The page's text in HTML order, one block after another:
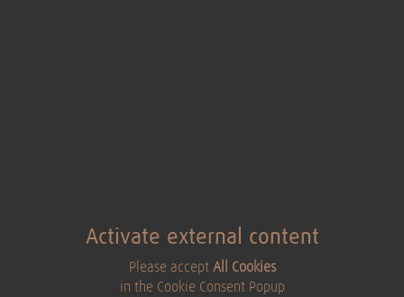
Activate external content
Please accept All Cookies
in the Cookie Consent Popup